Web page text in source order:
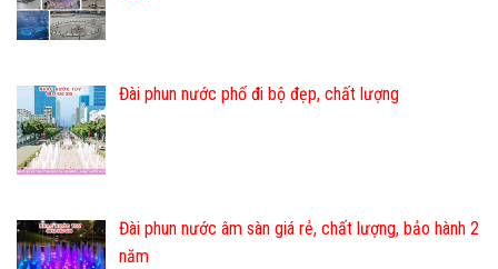
Đài phun nước phố đi bộ đẹp, chất lượng
Đài phun nước âm sàn giá rẻ, chất lượng, bảo hành 2
năm